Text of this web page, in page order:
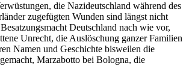
die Nazideutschland während des
zugefügten Wunden sind längst nicht
Deutschland nach wie vor,
Unrecht, die Auslöschung ganzer Familien
Namen und Geschichte bisweilen die
Marzabotto bei Bologna, die